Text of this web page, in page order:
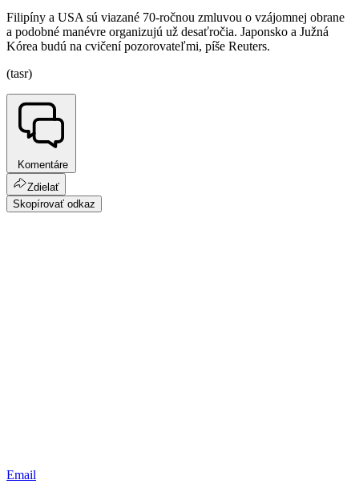
Filipíny a USA sú viazané 70-ročnou zmluvou o vzájomnej obrane
a podobné manévre organizujú už desaťročia. Japonsko a Južná
Kórea budú na cvičení pozorovateľmi, píše Reuters.
(tasr)
Komentáre
Zdielať
Skopírovať odkaz
Email